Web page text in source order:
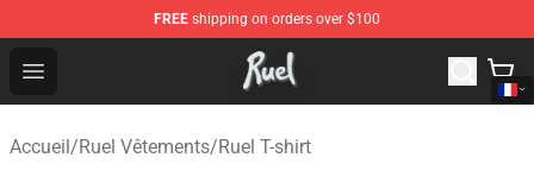
FREE shipping on orders over $100
Open menu
Ruel Store - Official Ruel Merchandise Shop
Accueil/Ruel Vêtements/Ruel T-shirt